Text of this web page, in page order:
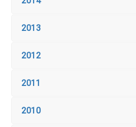
2013
2012
2011
2010